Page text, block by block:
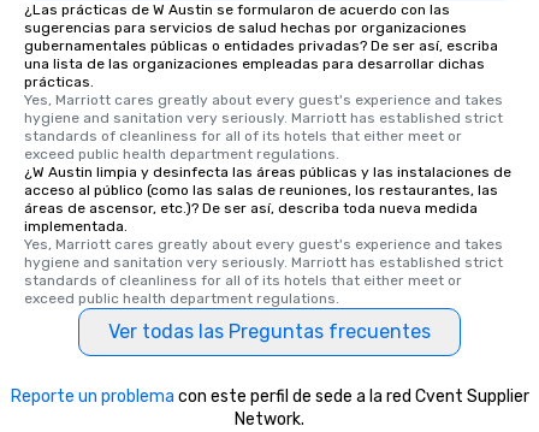
¿Las prácticas de W Austin se formularon de acuerdo con las
sugerencias para servicios de salud hechas por organizaciones
gubernamentales públicas o entidades privadas? De ser así, escriba
una lista de las organizaciones empleadas para desarrollar dichas
prácticas.
Yes, Marriott cares greatly about every guest's experience and takes
hygiene and sanitation very seriously. Marriott has established strict
standards of cleanliness for all of its hotels that either meet or
exceed public health department regulations.
¿W Austin limpia y desinfecta las áreas públicas y las instalaciones de
acceso al público (como las salas de reuniones, los restaurantes, las
áreas de ascensor, etc.)? De ser así, describa toda nueva medida
implementada.
Yes, Marriott cares greatly about every guest's experience and takes
hygiene and sanitation very seriously. Marriott has established strict
standards of cleanliness for all of its hotels that either meet or
exceed public health department regulations.
Ver todas las Preguntas frecuentes
Reporte un problema con este perfil de sede a la red Cvent Supplier
Network.